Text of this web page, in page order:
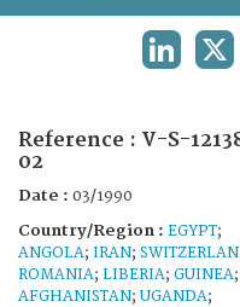
Reference : V-S-
02
Date : 03/1990
Country/Region : EGYPT;
ANGOLA; IRAN;
ROMANIA; LIBERIA; GUINEA;
AFGHANISTAN; UGANDA;